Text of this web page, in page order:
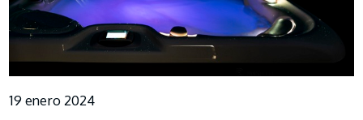
19 enero 2024